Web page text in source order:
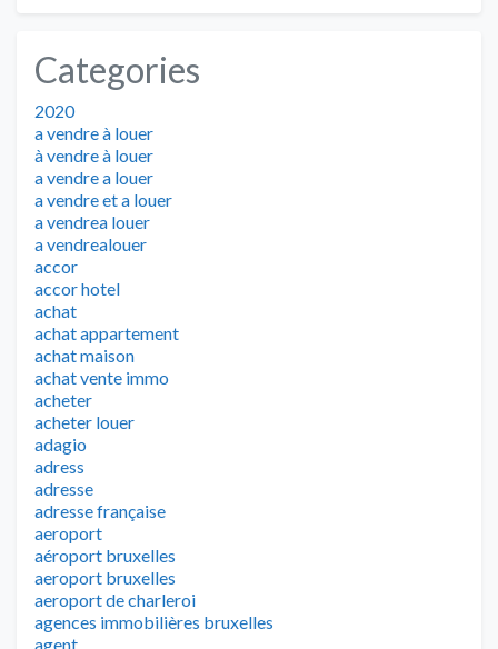
Categories
2020
a vendre à louer
à vendre à louer
a vendre a louer
a vendre et a louer
a vendrea louer
a vendrealouer
accor
accor hotel
achat
achat appartement
achat maison
achat vente immo
acheter
acheter louer
adagio
adress
adresse
adresse française
aeroport
aéroport bruxelles
aeroport bruxelles
aeroport de charleroi
agences immobilières bruxelles
agent